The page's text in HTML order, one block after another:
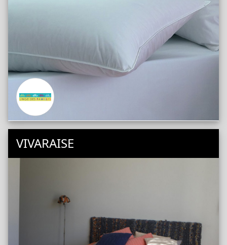
Viscoélastique
VIVARAISE